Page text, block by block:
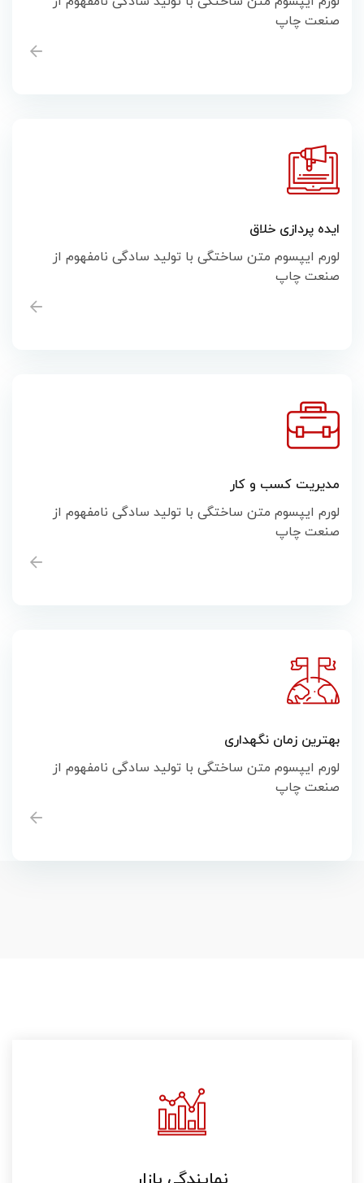
صنعت چاپ
ایده پردازی خلاق
لورم ایپسوم متن ساختگی با تولید سادگی نامفهوم از
صنعت چاپ
مدیریت کسب و کار
لورم ایپسوم متن ساختگی با تولید سادگی نامفهوم از
صنعت چاپ
بهترین زمان نگهداری
لورم ایپسوم متن ساختگی با تولید سادگی نامفهوم از
صنعت چاپ